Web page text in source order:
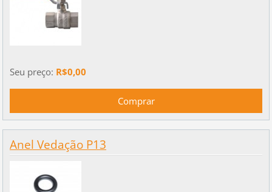
Seu preço: R$0,00
Anel Vedação P13